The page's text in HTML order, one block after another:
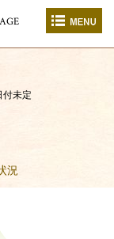
付未定
況